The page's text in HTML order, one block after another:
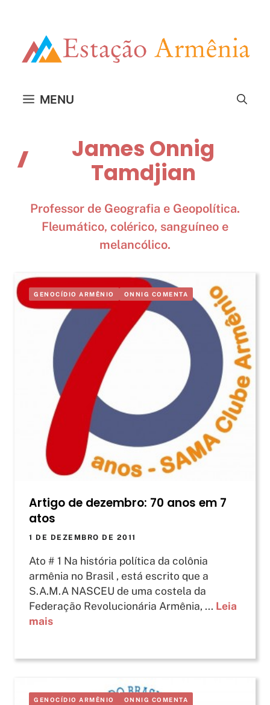
MENU
James Onnig
Tamdjian
Professor de Geografia e Geopolítica.
Fleumático, colérico, sanguíneo e
melancólico.
GENOCÍDIO ARMÊNIO ONNIG COMENTA
Artigo de dezembro: 70 anos em 7
atos
1 DE DEZEMBRO DE 2011
Ato # 1 Na história política da colônia
armênia no Brasil , está escrito que a
S.A.M.A NASCEU de uma costela da
Federação Revolucionária Armênia, ... Leia
mais
GENOCÍDIO ARMÊNIO ONNIG COMENTA